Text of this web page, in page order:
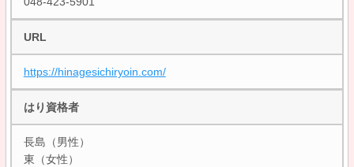
URL
https://hinagesichiryoin.com/
はり資格者
長島（男性）
東（女性）